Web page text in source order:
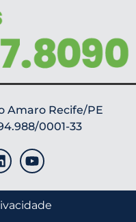
Amaro Recife/PE
0001-33